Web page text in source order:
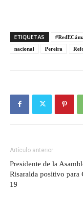
ETIQUETAS
nacional
Pereira
Artículo anterior
Presidente de la
Risaralda positivo para
19